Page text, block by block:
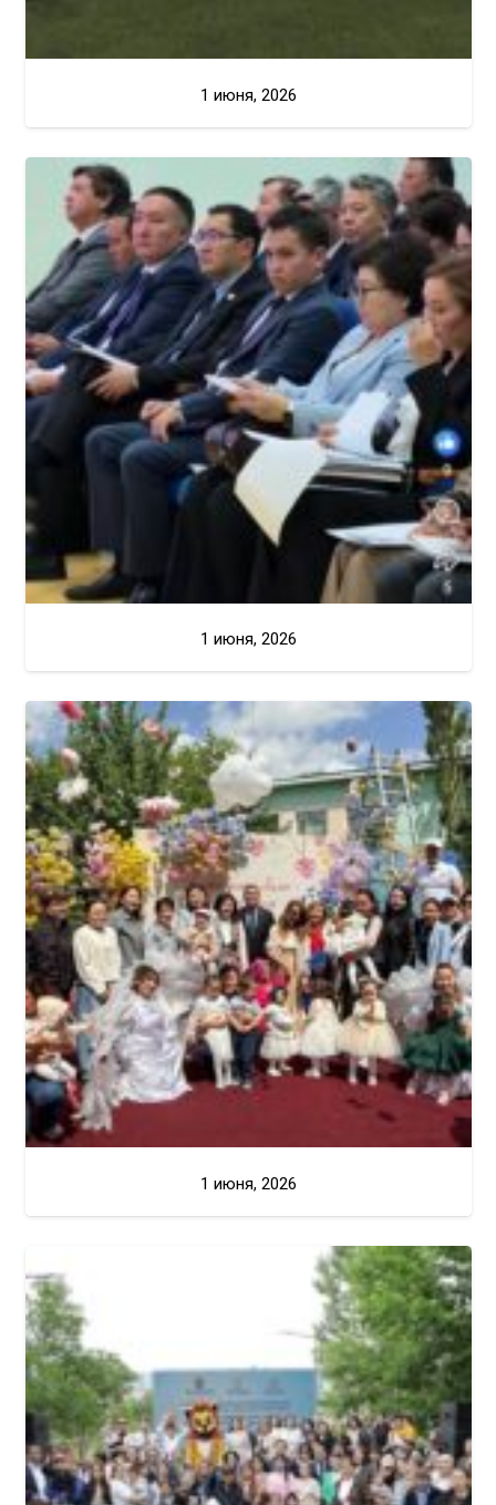
1 июня, 2026
1 июня, 2026
1 июня, 2026